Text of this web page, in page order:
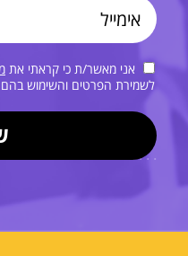
אני מאשר/ת כי קראתי את
לשמירת הפרטים והשימוש